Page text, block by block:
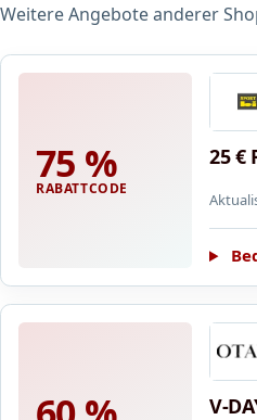
Weitere Angebote anderer
75 %
RABATTCODE
25 €
V-